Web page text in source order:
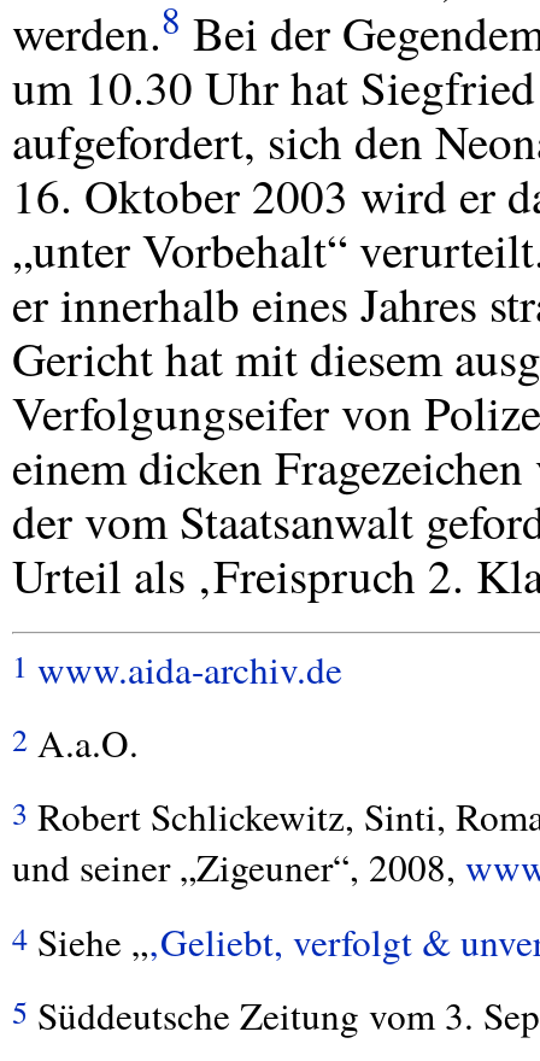
werden.8 Bei der
um 10.30 Uhr hat
aufgefordert, sich den
16. Oktober 2003 wird er
„unter Vorbehalt“
er innerhalb eines Jahres
Gericht hat mit diesem
Verfolgungseifer von
einem dicken
der vom Staatsanwalt
Urteil als ‚Freispruch 2.
1 www.aida-archiv.de
2 A.a.O.
3 Robert Schlickewitz, Sinti,
und seiner „Zigeuner“, 2008,
4 Siehe „‚Geliebt, verfolgt &
5 Süddeutsche Zeitung vom 3.